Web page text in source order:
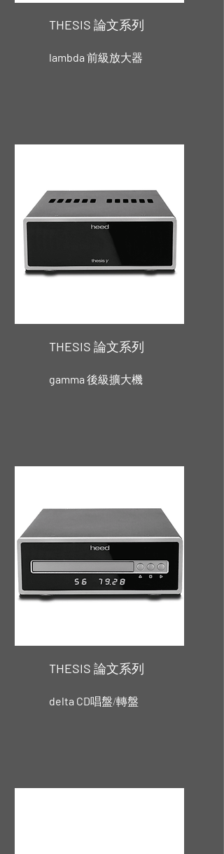
THESIS 論文系列
lambda 前級放大器
THESIS 論文系列
gamma 後級擴大機
THESIS 論文系列
delta CD唱盤/轉盤